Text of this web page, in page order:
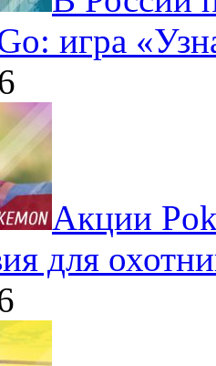
игра
Акции
для